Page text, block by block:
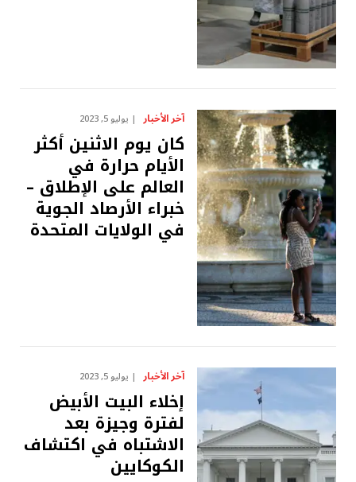
آخر الأخبار يوليو 5, 2023
كان يوم الاثنين أكثر
الأيام حرارة في
العالم على الإطلاق –
خبراء الأرصاد الجوية
في الولايات المتحدة
آخر الأخبار يوليو 5, 2023
إخلاء البيت الأبيض
لفترة وجيزة بعد
الاشتباه في اكتشاف
الكوكايين